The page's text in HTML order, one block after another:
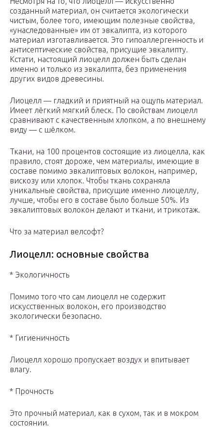
созданный материал, он считается экологически
чистым, более того, имеющим полезные свойства,
«унаследованные» им от эвкалипта, из которого
материал изготавливается. Это гипоаллергенность и
антисептические свойства, присущие эвкалипту.
Кстати, настоящий лиоцелл должен быть сделан
именно и только из эвкалипта, без применения
других видов древесины.
Лиоцелл — гладкий и приятный на ощупь материал.
Имеет лёгкий мягкий блеск. По свойствам лиоцелл
сравнивают с качественным хлопком, а по внешнему
виду — с шёлком.
Ткани, на 100 процентов состоящие из лиоцелла, как
правило, стоят дороже, чем материалы, имеющие в
составе помимо эвкалиптовых волокон, например,
вискозу или хлопок. Чтобы ткань сохраняла
уникальные свойства, присущие именно лиоцеллу,
лучше, чтобы его в составе было больше 50%. Из
эвкалиптовых волокон делают и ткани, и трикотаж.
Что за материал велсофт?
Лиоцелл: основные свойства
* Экологичность
Помимо того что сам лиоцелл не содержит
искусственных волокон, его производство
экологически безопасно.
* Гигиеничность
Лиоцелл хорошо пропускает воздух и впитывает
влагу.
* Прочность
Это прочный материал, как в сухом, так и в мокром
состоянии.